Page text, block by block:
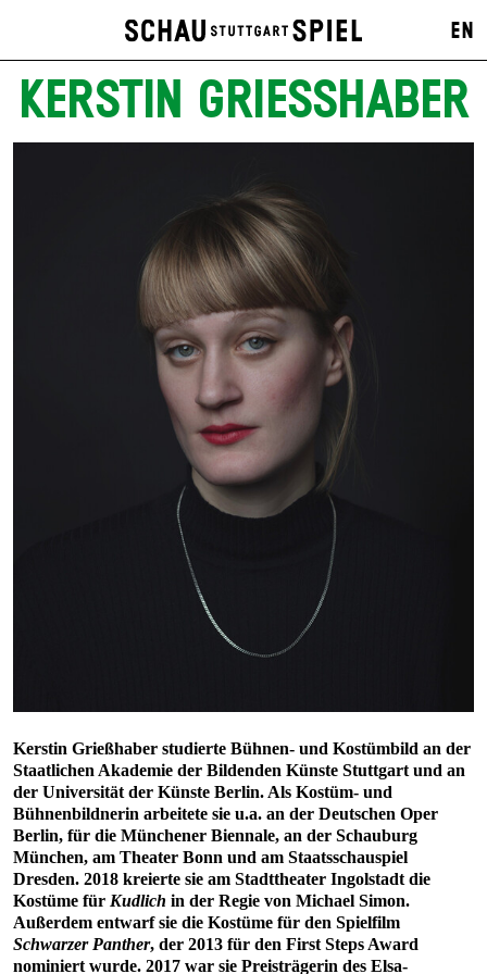
EN
KERSTIN GRIESSHABER
Kerstin Grießhaber studierte Bühnen- und Kostümbild an der
Staatlichen Akademie der Bildenden Künste Stuttgart und an
der Universität der Künste Berlin. Als Kostüm- und
Bühnenbildnerin arbeitete sie u.a. an der Deutschen Oper
Berlin, für die Münchener Biennale, an der Schauburg
München, am Theater Bonn und am Staatsschauspiel
Dresden. 2018 kreierte sie am Stadttheater Ingolstadt die
Kostüme für Kudlich in der Regie von Michael Simon.
Außerdem entwarf sie die Kostüme für den Spielfilm
Schwarzer Panther, der 2013 für den First Steps Award
nominiert wurde. 2017 war sie Preisträgerin des Elsa-